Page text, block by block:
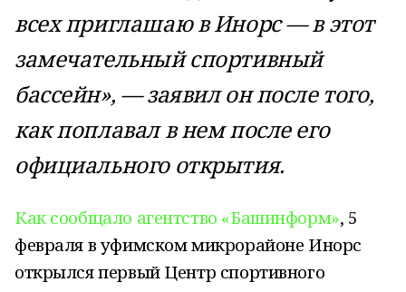
всех приглашаю в Инорс — в этот
замечательный спортивный
бассейн», — заявил он после того,
как поплавал в нем после его
официального открытия.
Как сообщало агентство «Башинформ», 5
февраля в уфимском микрорайоне Инорс
открылся первый Центр спортивного